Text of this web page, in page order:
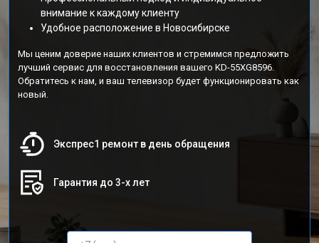
внимание к каждому клиенту
Удобное расположение в Новосибирске
Мы ценим доверие наших клиентов и стремимся предложить
лучший сервис для восстановления вашего KD-55XG8596.
Обратитесь к нам, и ваш телевизор будет функционировать как
новый.
Экспрес1 ремонт в день обращения
Гарантия до 3-х лет